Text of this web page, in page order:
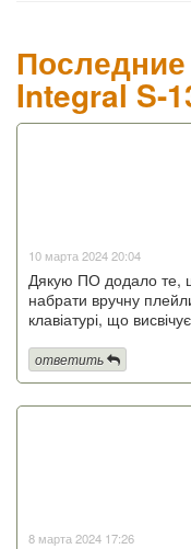
Integral S-
10 марта 2024 20:04
Дякую ПО додало те,
набрати вручну
клавіатурі, що
ответить
8 марта 2024 17:26